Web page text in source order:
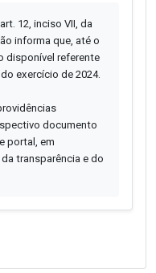
12, inciso VII, da
informa que, até o
disponível referente
exercício de 2024.
documento
portal, em
transparência e do